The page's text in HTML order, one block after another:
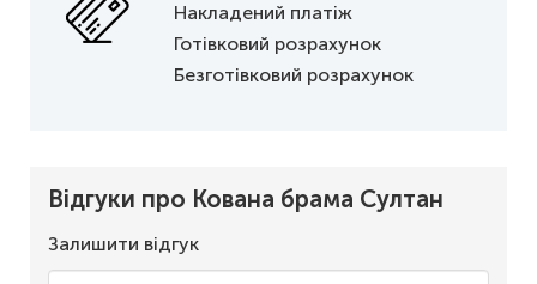
Накладений платіж
Готівковий розрахунок
Безготівковий розрахунок
Відгуки про Кована брама Султан
Залишити відгук